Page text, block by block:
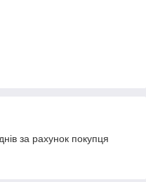
за рахунок покупця